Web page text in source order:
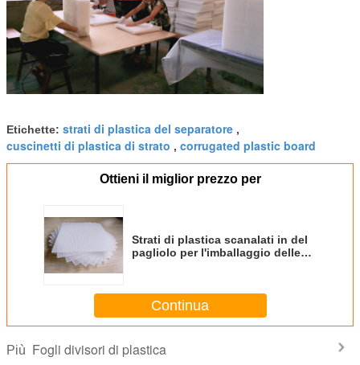
Etichette: strati di plastica del separatore ,
cuscinetti di plastica di strato , corrugated plastic board
Ottieni il miglior prezzo per
Strati di plastica scanalati in del
pagliolo per l'imballaggio delle
Continua
Più Fogli divisori di plastica